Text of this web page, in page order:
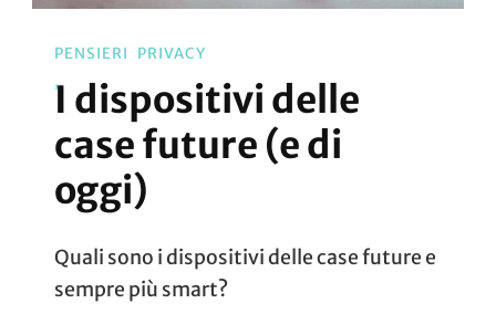
PENSIERI PRIVACY
I dispositivi delle
case future (e di
oggi)
Quali sono i dispositivi delle case future e
sempre più smart?